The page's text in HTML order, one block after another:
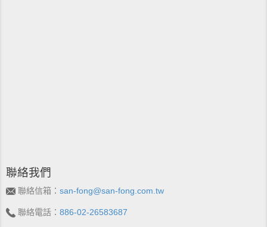
聯絡我們
聯絡信箱： san-fong@san-fong.com.tw
聯絡電話： 886-02-26583687